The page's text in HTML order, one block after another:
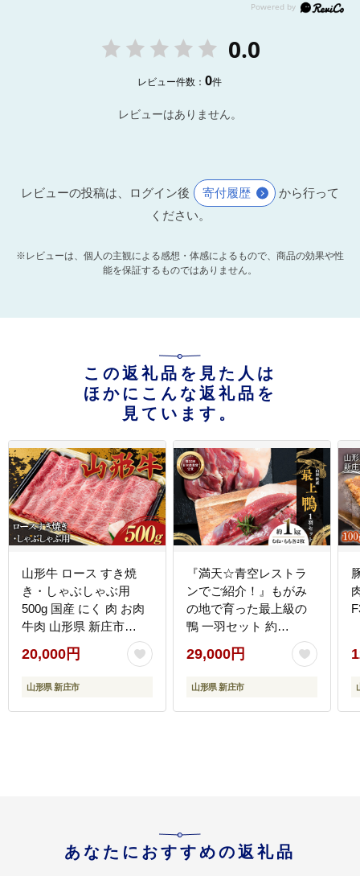
0.0
レビュー件数：0件
レビューはありません。
レビューの投稿は、ログイン後 寄付履歴
から行って
ください。
※レビューは、個人の主観による感想・体感によるもので、商品の効果や性
能を保証するものではありません。
この返礼品を見た人は
ほかにこんな返礼品を
見ています。
山形牛 ロース すき焼
き・しゃぶしゃぶ用
500g 国産 にく 肉 お肉
牛肉 山形県 新庄市
F3S-2271
20,000円
山形県 新庄市
『満天☆青空レストラ
ンでご紹介！』もがみ
の地で育った最上級の
鴨 一羽セット 約
1kg（むね2枚、もも2
枚）最上鴨 かも 鴨 鴨肉
鴨鍋 鴨南蛮 鴨焼き 山形
29,000円
山形県 新庄市
あなたにおすすめの返礼品